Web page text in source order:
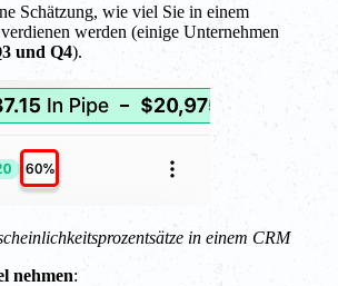
Schätzung, wie viel Sie in einem
werden (einige Unternehmen
und Q4).
in einem CRM
nehmen: